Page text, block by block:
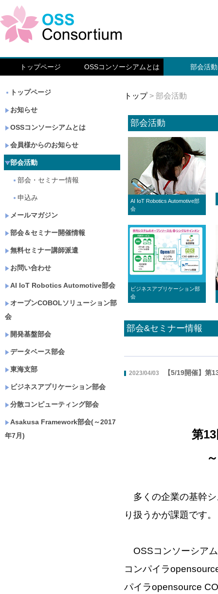
トップページ OSSコンソーシアムとは 部会活動
トップページ
お知らせ
OSSコンソーシアムとは
会員様からのお知らせ
部会活動
部会・セミナー情報
申込み
メールマガジン
部会＆セミナー開催情報
無料セミナー講師派遣
お問い合わせ
AI IoT Robotics Automotive部会
オープンCOBOLソリューション部
会
開発基盤部会
データベース部会
東海支部
ビジネスアプリケーション部会
分散コンピューティング部会
Asakusa Framework部会(～2017
年7月)
トップ> 部会活動
部会活動
AI IoT Robotics Automotive部
会
ビジネスアプリケーション部
会
部会&セミナー情報
2023/04/03 【5/19開催】
第
～
多くの企業の基幹シ
り扱うかが課題です。
OSSコンソーシア
コンパイラ
パイラopensource